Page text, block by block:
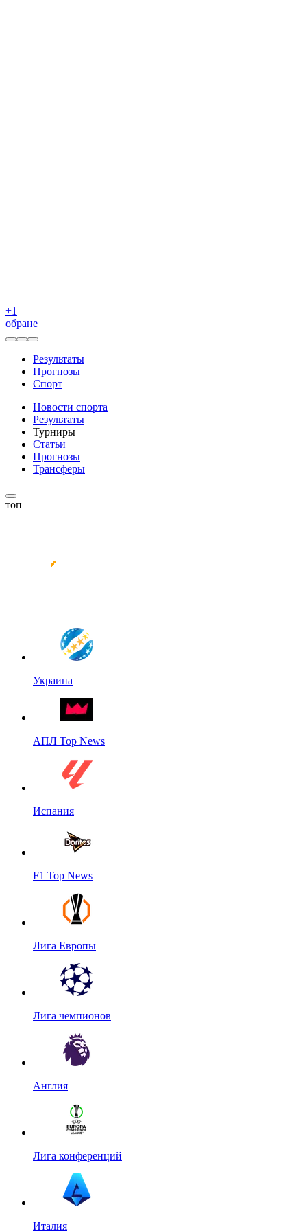
+1
обране
Результаты
Прогнозы
Спорт
Новости спорта
Результаты
Турниры
Статьи
Прогнозы
Трансферы
топ
Украина
АПЛ Top News
Испания
F1 Top News
Лига Европы
Лига чемпионов
Англия
Лига конференций
Италия